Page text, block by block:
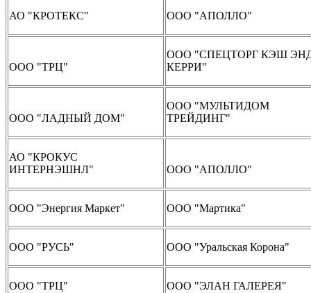
АО "КРОТЕКС" ООО "АПОЛЛО"
ООО "ТРЦ"
ООО "СПЕЦТОРГ КЭШ
КЕРРИ"
ООО "ЛАДНЫЙ ДОМ"
ООО "МУЛЬТИДОМ
ТРЕЙДИНГ"
АО "КРОКУС
ИНТЕРНЭШНЛ"
ООО "АПОЛЛО"
ООО "Энергия Маркет" ООО "Мартика"
ООО "РУСЬ" ООО "Уральская Корона"
ООО "ТРЦ" ООО "ЭЛАН ГАЛЕРЕЯ"